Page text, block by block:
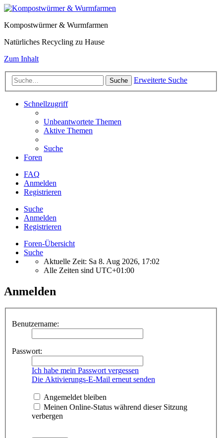
Kompostwürmer & Wurmfarmen
Natürliches Recycling zu Hause
Zum Inhalt
Suche Erweiterte Suche
Schnellzugriff
Unbeantwortete Themen
Aktive Themen
Suche
Foren
FAQ
Anmelden
Registrieren
Suche
Anmelden
Registrieren
Foren-Übersicht
Suche
Aktuelle Zeit: Sa 8. Aug 2026, 17:02
Alle Zeiten sind UTC+01:00
Anmelden
Benutzername:
Passwort:
Ich habe mein Passwort vergessen
Die Aktivierungs-E-Mail erneut senden
Angemeldet bleiben
Meinen Online-Status während dieser Sitzung
verbergen